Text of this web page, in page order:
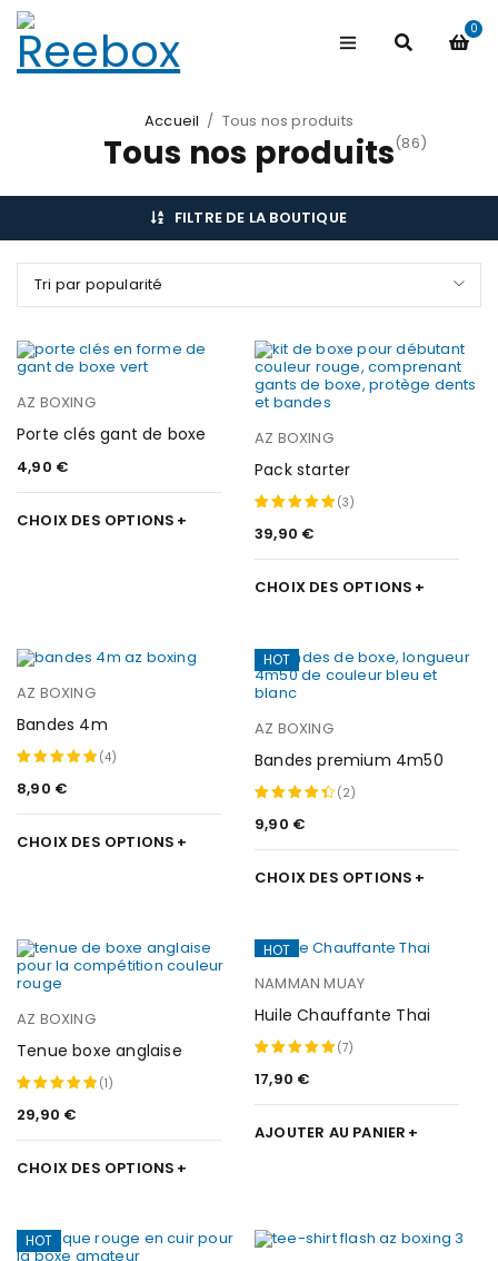
0
Accueil / Tous nos produits
Tous nos produits(86)
FILTRE DE LA BOUTIQUE
Tri par popularité
AZ BOXING
Porte clés gant de boxe
4,90 €
CHOIX DES OPTIONS
AZ BOXING
Pack starter
Note 5.00
sur 5
(3)
39,90 €
CHOIX DES OPTIONS
AZ BOXING
Bandes 4m
Note5.00
sur 5
(4)
8,90 €
CHOIX DES OPTIONS
HOT
AZ BOXING
Bandes premium 4m50
Note
4.50
sur 5
(2)
9,90 €
CHOIX DES OPTIONS
AZ BOXING
Tenue boxe anglaise
Note 5.00
sur 5
(1)
29,90 €
CHOIX DES OPTIONS
HOT
NAMMAN MUAY
Huile Chauffante Thai
Note 5.00
sur 5
(7)
17,90 €
AJOUTER AU PANIER
HOT